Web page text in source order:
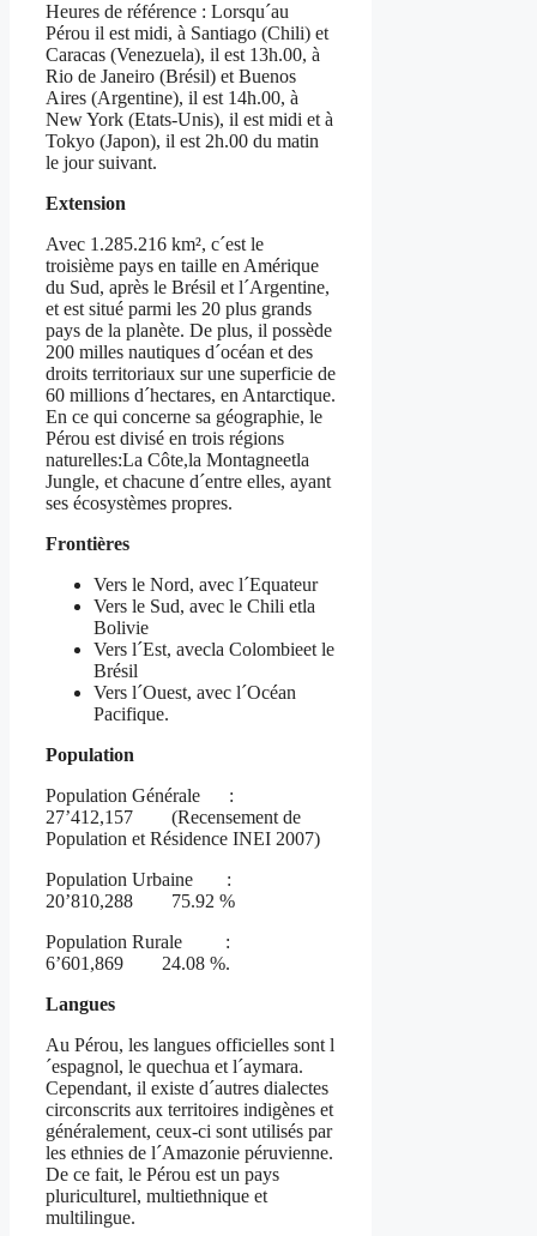
Heures de référence : Lorsqu´au
Pérou il est midi, à Santiago (Chili) et
Caracas (Venezuela), il est 13h.00, à
Rio de Janeiro (Brésil) et Buenos
Aires (Argentine), il est 14h.00, à
New York (Etats-Unis), il est midi et à
Tokyo (Japon), il est 2h.00 du matin
le jour suivant.
Extension
Avec 1.285.216 km², c´est le
troisième pays en taille en Amérique
du Sud, après le Brésil et l´Argentine,
et est situé parmi les 20 plus grands
pays de la planète. De plus, il possède
200 milles nautiques d´océan et des
droits territoriaux sur une superficie de
60 millions d´hectares, en Antarctique.
En ce qui concerne sa géographie, le
Pérou est divisé en trois régions
naturelles:La Côte,la Montagneetla
Jungle, et chacune d´entre elles, ayant
ses écosystèmes propres.
Frontières
Vers le Nord, avec l´Equateur
Vers le Sud, avec le Chili etla
Bolivie
Vers l´Est, avecla Colombieet le
Brésil
Vers l´Ouest, avec l´Océan
Pacifique.
Population
Population Générale :
27’412,157 (Recensement de
Population et Résidence INEI 2007)
Population Urbaine :
20’810,288 75.92 %
Population Rurale :
6’601,869 24.08 %.
Langues
Au Pérou, les langues officielles sont l
´espagnol, le quechua et l´aymara.
Cependant, il existe d´autres dialectes
circonscrits aux territoires indigènes et
généralement, ceux-ci sont utilisés par
les ethnies de l´Amazonie péruvienne.
De ce fait, le Pérou est un pays
pluriculturel, multiethnique et
multilingue.